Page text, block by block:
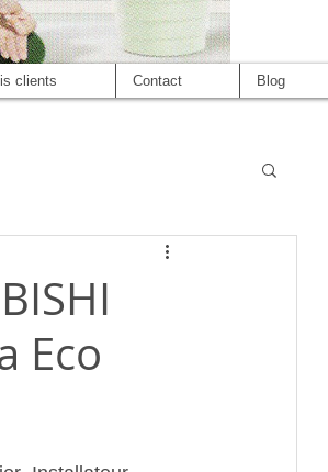
clients Contact Blog
Eco